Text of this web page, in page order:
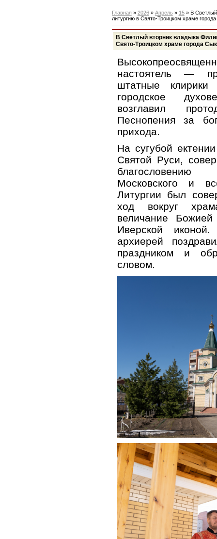
Главная » 2026 » Апрель » 15» В Светлый
литургию в Свято-Троицком храме
В Светлый вторник владыка
Свято-Троицком храме города
настоятель —
штатные
городское
возглавил
Песнопения за
прихода.
На сугубой
Святой Руси,
благословению
Московского и
Литургии был
ход вокруг
величание
Иверской
архиерей
праздником и
словом.